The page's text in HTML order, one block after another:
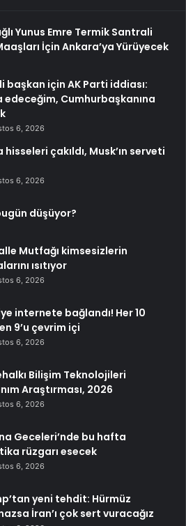
Yunus Emre Termik Santrali
İçin Ankara’ya Yürüyecek
başkan için AK Parti iddiası:
edeceğim, Cumhurbaşkanına
6, 2026
hisseleri çakıldı, Musk’ın serveti
6, 2026
düşüyor?
Mutfağı kimsesizlerin
ısıtıyor
6, 2026
internete bağlandı! Her 10
9’u çevrim içi
6, 2026
Bilişim Teknolojileri
Araştırması, 2026
6, 2026
Geceleri’nde bu hafta
rüzgarı esecek
6, 2026
yeni tehdit: Hürmüz
İran’ı çok sert vuracağız